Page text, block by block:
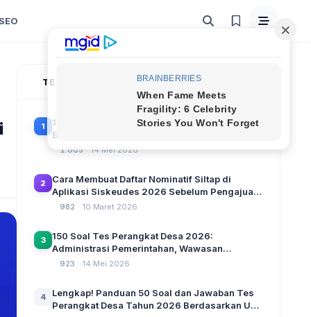
TERPOPULER
1
100 Soal Tes Perangkat Desa Terbaru 2026
Beserta Kunci Jawaban: Latihan CAT Berbasis
1.005 14 Mei 2026
2
Cara Membuat Daftar Nominatif Siltap di
Aplikasi Siskeudes 2026 Sebelum Pengajuan
SPP Pencairan Dana Desa
982 10 Maret 2026
3
150 Soal Tes Perangkat Desa 2026:
Administrasi Pemerintahan, Wawasan
Kebangsaan, dan Komputer Beserta Jawaban
923 14 Mei 2026
4
Lengkap! Panduan 50 Soal dan Jawaban Tes
Perangkat Desa Tahun 2026 Berdasarkan UU